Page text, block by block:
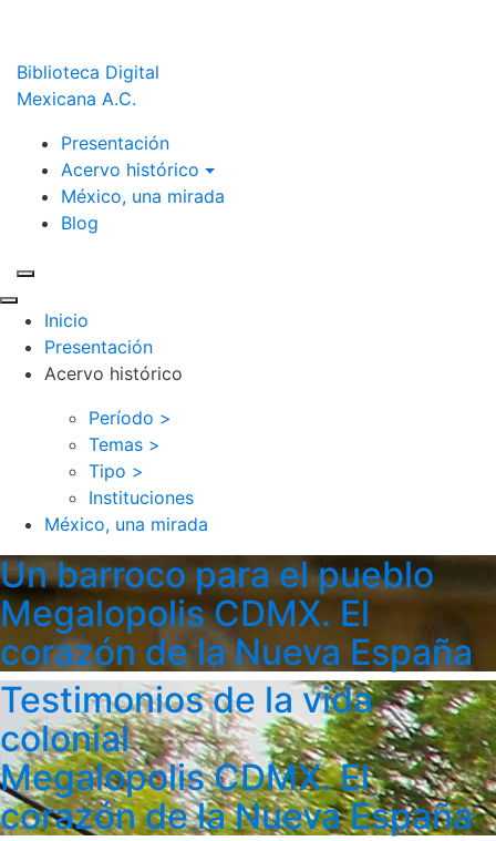
Biblioteca Digital
Mexicana A.C.
Presentación
Acervo histórico
México, una mirada
Blog
Inicio
Presentación
Acervo histórico
Período >
Temas >
Tipo >
Instituciones
México, una mirada
Un barroco para el pueblo
Megalopolis CDMX. El
corazón de la Nueva España
Testimonios de la vida
colonial
Megalopolis CDMX. El
corazón de la Nueva España